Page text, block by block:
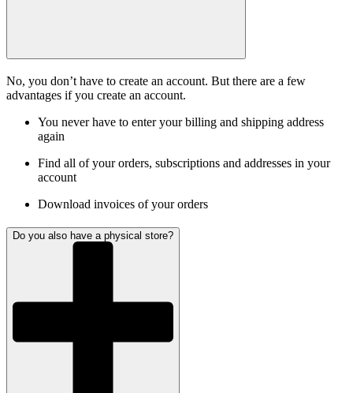
No, you don’t have to create an account. But there are a few
advantages if you create an account.
You never have to enter your billing and shipping address
again
Find all of your orders, subscriptions and addresses in your
account
Download invoices of your orders
Do you also have a physical store?